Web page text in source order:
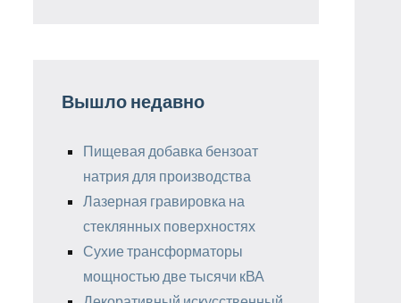
Вышло недавно
Пищевая добавка бензоат
натрия для производства
Лазерная гравировка на
стеклянных поверхностях
Сухие трансформаторы
мощностью две тысячи кВА